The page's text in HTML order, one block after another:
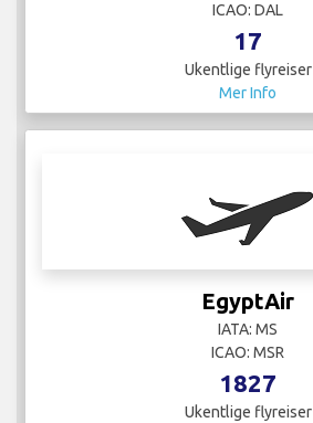
ICAO: DAL
17
Ukentlige flyreiser
Mer Info
EgyptAir
IATA: MS
ICAO: MSR
1827
Ukentlige flyreiser